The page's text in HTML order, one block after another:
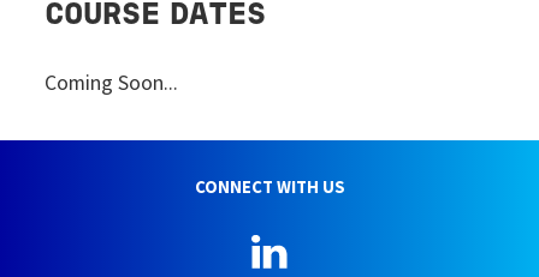
COURSE DATES
Coming Soon...
CONNECT WITH US